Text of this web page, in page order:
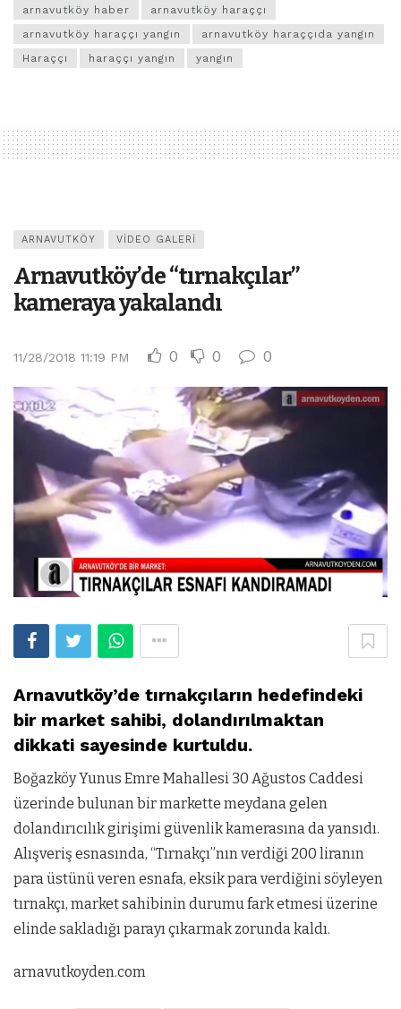
arnavutköy haber
arnavutköy haraççı
arnavutköy haraççı yangın
arnavutköy haraççıda yangın
Haraççı
haraççı yangın yangın
ARNAVUTKÖY VIDEO GALERI
Arnavutköy’de “tırnakçılar”
kameraya yakalandı
11/28/2018 11:19 PM 0 0 0
Arnavutköy’de tırnakçıların hedefindeki
bir market sahibi, dolandırılmaktan
dikkati sayesinde kurtuldu.
Boğazköy Yunus Emre Mahallesi 30 Ağustos Caddesi
üzerinde bulunan bir markette meydana gelen
dolandırıcılık girişimi güvenlik kamerasına da yansıdı.
Alışveriş esnasında, “Tırnakçı”nın verdiği 200 liranın
para üstünü veren esnafa, eksik para verdiğini söyleyen
tırnakçı, market sahibinin durumu fark etmesi üzerine
elinde sakladığı parayı çıkarmak zorunda kaldı.
arnavutkoyden.com